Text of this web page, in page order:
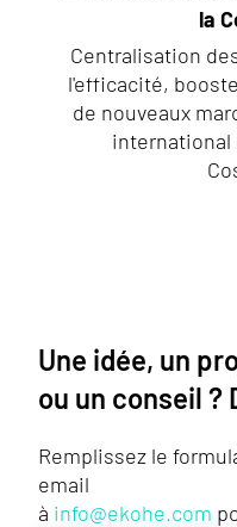
la
Centralisation
l'efficacité,
de nouveaux
international
Une idée, un
ou un conseil ?
Remplissez le
email
à info@ekohe.com